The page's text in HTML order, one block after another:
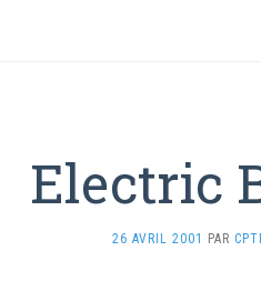
Electric
26 AVRIL 2001 PAR